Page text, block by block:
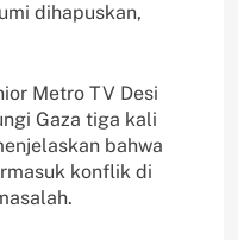
dihapuskan,
Metro TV Desi
Gaza tiga kali
bahwa
konflik di